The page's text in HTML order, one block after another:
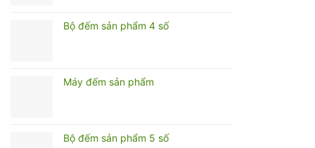
Bộ đếm sản phẩm 4 số
Máy đếm sản phẩm
Bộ đếm sản phẩm 5 số